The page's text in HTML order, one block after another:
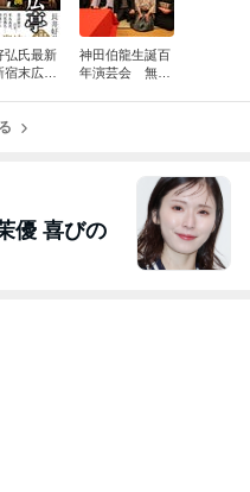
弘氏最新
末広
詰め
神田伯龍生誕百
年演芸会 無事
優 喜びの